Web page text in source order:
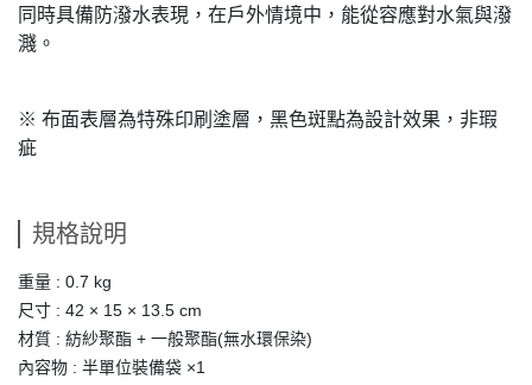
同時具備防潑水表現，在戶外情境中，能從容應對水氣與潑
濺。
※ 布面表層為特殊印刷塗層，黑色斑點為設計效果，非瑕
疵
規格說明
重量 : 0.7 kg
尺寸 : 42 × 15 × 13.5 cm
材質 : 紡紗聚酯 + 一般聚酯(無水環保染)
內容物 : 半單位裝備袋 ×1